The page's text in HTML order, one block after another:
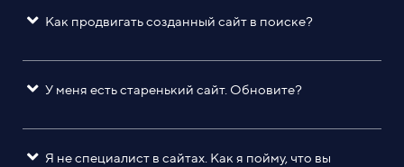
Как продвигать созданный сайт в поиске?
У меня есть старенький сайт. Обновите?
Я не специалист в сайтах. Как я пойму, что вы